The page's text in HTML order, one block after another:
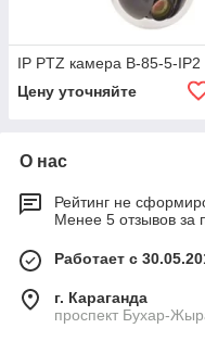
IP PTZ камера B-85-5-IP2
Цену уточняйте
О нас
Рейтинг не
Менее 5 отзывов за
Работает с
г. Караганда
проспект Бухар-